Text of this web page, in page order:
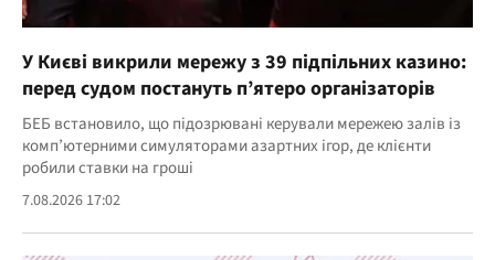
У Києві викрили мережу з 39 підпільних казино:
перед судом постануть п’ятеро організаторів
БЕБ встановило, що підозрювані керували мережею залів із
комп’ютерними симуляторами азартних ігор, де клієнти
робили ставки на гроші
7.08.2026 17:02